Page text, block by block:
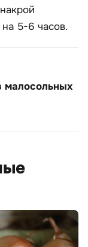
5-6 часов.
малосольных